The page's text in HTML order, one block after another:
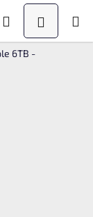
Szukaj KOSZYK
6TB -